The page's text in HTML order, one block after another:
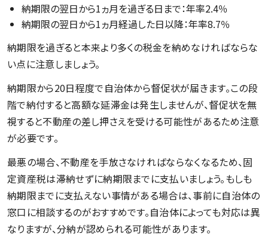
納期限の翌日から1ヵ月を過ぎる日まで：年率2.4％
納期限の翌日から1ヵ月経過した日以降：年率8.7％
納期限を過ぎると本来より多くの税金を納めなければならな
い点に注意しましょう。
納期限から20日程度で自治体から督促状が届きます。この段
階で納付すると高額な延滞金は発生しませんが、督促状を無
視すると不動産の差し押さえを受ける可能性があるため注意
が必要です。
最悪の場合、不動産を手放さなければならなくなるため、固
定資産税は滞納せずに納期限までに支払いましょう。もしも
納期限までに支払えない事情がある場合は、事前に自治体の
窓口に相談するのがおすすめです。自治体によっても対応は異
なりますが、分納が認められる可能性があります。